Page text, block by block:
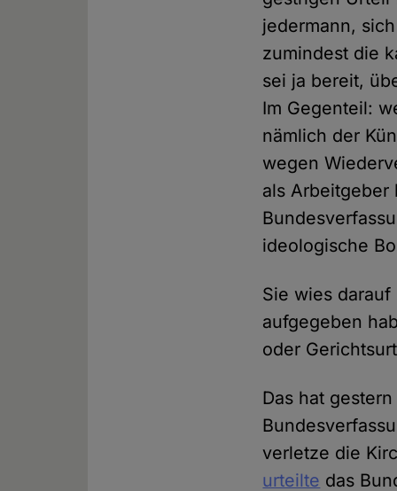
jedermann,
zumindest die
sei ja bereit,
Im Gegenteil:
nämlich der
wegen
als Arbeitgeber
ideologische
Sie wies
aufgegeben
oder
Das hat
verletze die
urteilte das